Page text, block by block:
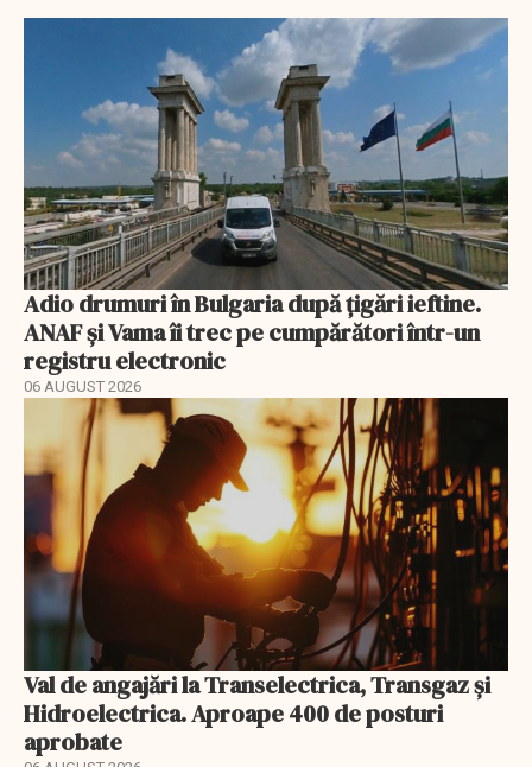
Adio drumuri în Bulgaria după țigări ieftine.
ANAF și Vama îi trec pe cumpărători într-un
registru electronic
06 AUGUST 2026
Val de angajări la Transelectrica, Transgaz și
Hidroelectrica. Aproape 400 de posturi
aprobate